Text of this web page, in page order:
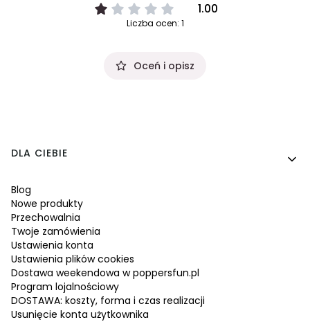
1.00
Liczba ocen: 1
Oceń i opisz
Linki w stopce
DLA CIEBIE
Blog
Nowe produkty
Przechowalnia
Twoje zamówienia
Ustawienia konta
Ustawienia plików cookies
Dostawa weekendowa w poppersfun.pl
Program lojalnościowy
DOSTAWA: koszty, forma i czas realizacji
Usunięcie konta użytkownika